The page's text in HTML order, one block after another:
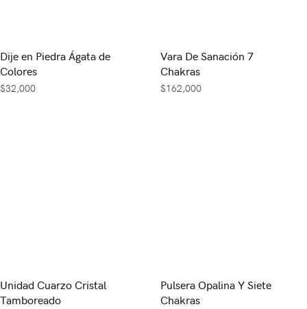
Dije en Piedra Ágata de
Colores
$32,000
Vara De Sanación 7
Chakras
$162,000
Unidad Cuarzo Cristal
Tamboreado
Pulsera Opalina Y Siete
Chakras